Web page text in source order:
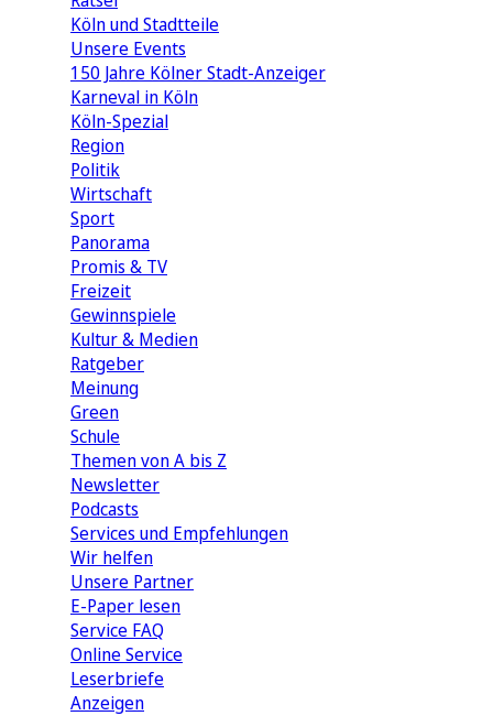
Köln und Stadtteile
Unsere Events
150 Jahre Kölner Stadt-Anzeiger
Karneval in Köln
Köln-Spezial
Region
Politik
Wirtschaft
Sport
Panorama
Promis & TV
Freizeit
Gewinnspiele
Kultur & Medien
Ratgeber
Meinung
Green
Schule
Themen von A bis Z
Newsletter
Podcasts
Services und Empfehlungen
Wir helfen
Unsere Partner
E-Paper lesen
Service FAQ
Online Service
Leserbriefe
Anzeigen